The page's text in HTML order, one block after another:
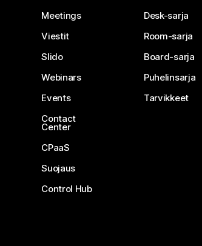
Meetings
Viestit
Slido
Webinars
Events
Contact
Center
CPaaS
Suojaus
Control Hub
Desk-sarja
Room-sarja
Board-sarja
Puhelinsarja
Tarvikkeet